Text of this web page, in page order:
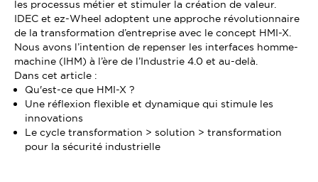
les processus métier et stimuler la création de valeur.
IDEC et ez-Wheel adoptent une approche révolutionnaire
de la transformation d’entreprise avec le concept HMI-X.
Nous avons l’intention de repenser les interfaces homme-
machine (IHM) à l’ère de l’Industrie 4.0 et au-delà.
Dans cet article :
Qu'est-ce que HMI-X ?
Une réflexion flexible et dynamique qui stimule les
innovations
Le cycle transformation > solution > transformation
pour la sécurité industrielle